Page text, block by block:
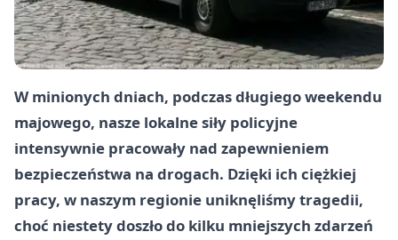
W minionych dniach, podczas długiego weekendu
majowego, nasze lokalne siły policyjne
intensywnie pracowały nad zapewnieniem
bezpieczeństwa na drogach. Dzięki ich ciężkiej
pracy, w naszym regionie uniknęliśmy tragedii,
choć niestety doszło do kilku mniejszych zdarzeń